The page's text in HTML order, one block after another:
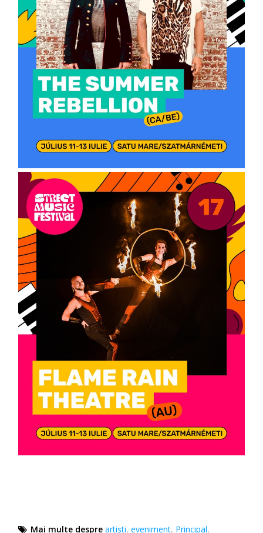
Mai multe despre artişti,eveniment, Principal,